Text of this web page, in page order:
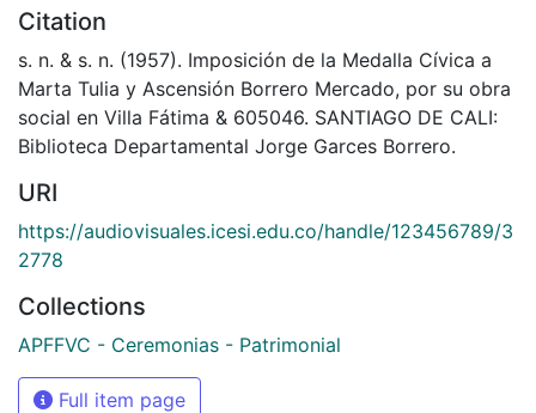
Citation
s. n. & s. n. (1957). Imposición de la Medalla Cívica a
Marta Tulia y Ascensión Borrero Mercado, por su obra
social en Villa Fátima & 605046. SANTIAGO DE CALI:
Biblioteca Departamental Jorge Garces Borrero.
URI
https://audiovisuales.icesi.edu.co/handle/123456789/3
2778
Collections
APFFVC - Ceremonias - Patrimonial
Full item page